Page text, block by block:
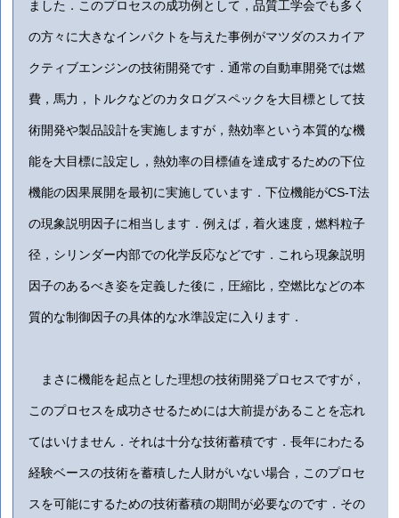
ました．このプロセスの成功例として，品質工学会でも多く
の方々に大きなインパクトを与えた事例がマツダのスカイア
クティブエンジンの技術開発です．通常の自動車開発では燃
費，馬力，トルクなどのカタログスペックを大目標として技
術開発や製品設計を実施しますが，熱効率という本質的な機
能を大目標に設定し，熱効率の目標値を達成するための下位
機能の因果展開を最初に実施しています．下位機能がCS-T法
の現象説明因子に相当します．例えば，着火速度，燃料粒子
径，シリンダー内部での化学反応などです．これら現象説明
因子のあるべき姿を定義した後に，圧縮比，空燃比などの本
質的な制御因子の具体的な水準設定に入ります．
まさに機能を起点とした理想の技術開発プロセスですが，
このプロセスを成功させるためには大前提があることを忘れ
てはいけません．それは十分な技術蓄積です．長年にわたる
経験ベースの技術を蓄積した人財がいない場合，このプロセ
スを可能にするための技術蓄積の期間が必要なのです．その